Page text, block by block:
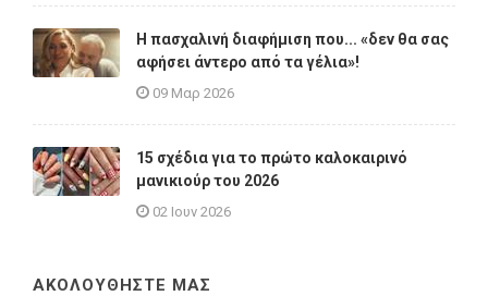
Η πασχαλινή διαφήμιση που... «δεν θα σας
αφήσει άντερο από τα γέλια»!
09 Μαρ 2026
15 σχέδια για το πρώτο καλοκαιρινό
μανικιούρ του 2026
02 Ιουν 2026
ΑΚΟΛΟΥΘΗΣΤΕ ΜΑΣ